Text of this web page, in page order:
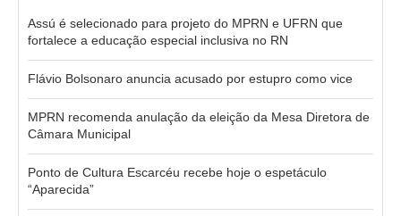
Assú é selecionado para projeto do MPRN e UFRN que
fortalece a educação especial inclusiva no RN
Flávio Bolsonaro anuncia acusado por estupro como vice
MPRN recomenda anulação da eleição da Mesa Diretora de
Câmara Municipal
Ponto de Cultura Escarcéu recebe hoje o espetáculo
“Aparecida”